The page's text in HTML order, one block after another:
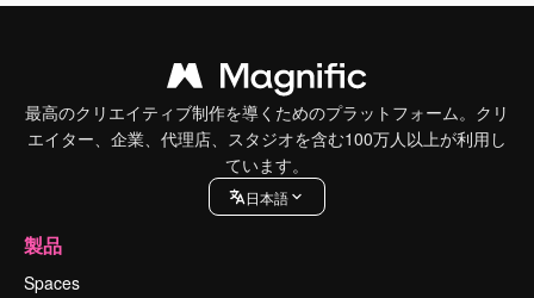
最高のクリエイティブ制作を導くためのプラットフォーム。クリ
エイター、企業、代理店、スタジオを含む100万人以上が利用し
ています。
日本語
製品
Spaces